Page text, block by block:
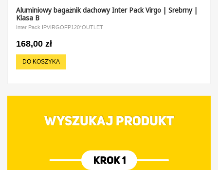
Aluminiowy bagażnik dachowy Inter Pack Virgo | Srebrny |
Klasa B
Inter Pack IPVIRGOFP120*OUTLET
168,00 zł
DO KOSZYKA
WYSZUKAJ PRODUKT